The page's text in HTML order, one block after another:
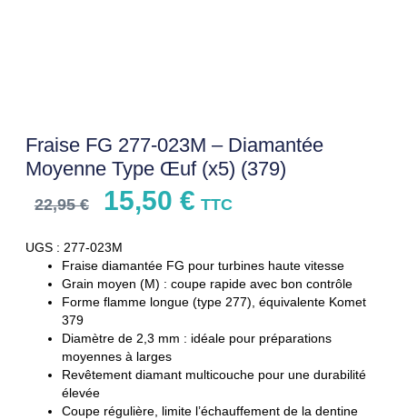
Fraise FG 277-023M – Diamantée
Moyenne Type Œuf (x5) (379)
22,95€ 15,50 € TTC
UGS : 277-023M
Fraise diamantée FG pour turbines haute vitesse
Grain moyen (M) : coupe rapide avec bon contrôle
Forme flamme longue (type 277), équivalente Komet
379
Diamètre de 2,3 mm : idéale pour préparations
moyennes à larges
Revêtement diamant multicouche pour une durabilité
élevée
Coupe régulière, limite l’échauffement de la dentine